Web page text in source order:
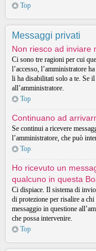
Top
Messaggi privati
Non riesco ad inviare
Ci sono tre ragioni per cui
l’accesso, l’amministratore
li ha disabilitati solo a te. Se
all’amministratore.
Top
Continuano ad
Se continui a ricevere
l’amministratore, che può
Top
Ho ricevuto un
qualcuno in questa
Ci dispiace. Il sistema di
di protezione per risalire a
messaggio in questione
che possa intervenire.
Top